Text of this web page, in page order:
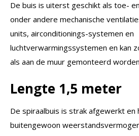
De buis is uiterst geschikt als toe-
onder andere mechanische
units, airconditionings-systemen en
luchtverwarmingssystemen en kan
als aan de muur gemonteerd
Lengte 1,5 meter
De spiraalbuis is strak afgewerkt en
buitengewoon